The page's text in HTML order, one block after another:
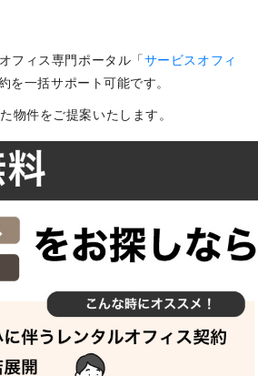
フィス専門ポータル「サービスオフィ
を一括サポート可能です。
物件をご提案いたします。